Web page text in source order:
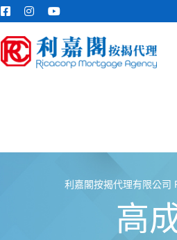
利嘉閣按揭代理有限公
高